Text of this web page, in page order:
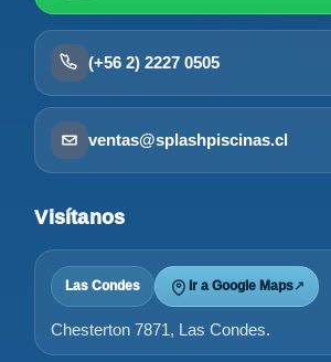
(+56 2) 2227 0505
ventas@splashpiscinas.cl
Visítanos
Las Condes Ir a Google Maps↗
Chesterton 7871, Las Condes.